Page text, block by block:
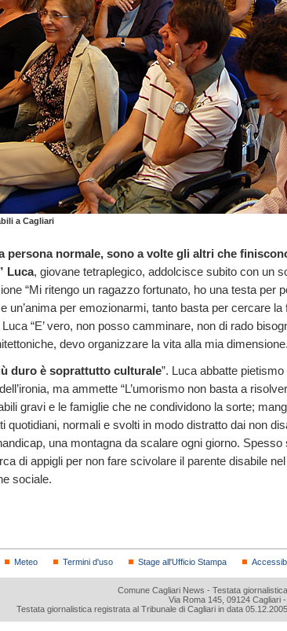
a Cagliari
persona normale, sono a volte gli altri che
Luca, giovane tetraplegico, addolcisce subito con un
“Mi ritengo un ragazzo fortunato, ho una testa per
un’anima per emozionarmi, tanto basta per cercare la
“E’ vero, non posso camminare, non di rado
devo organizzare la vita alla mia dimensione.
duro è soprattutto culturale”. Luca abbatte
ma ammette “L’umorismo non basta a
gravi e le famiglie che ne condividono la sorte;
quotidiani, normali e svolti in modo distratto dai non
una montagna da scalare ogni giorno. Spesso
di appigli per non fare scivolare il parente disabile
sociale.
Meteo Termini d'uso Stage all'Ufficio Stampa
Comune Cagliari News - Testata
Via Roma 145, 09124 Cagliari -
Testata giornalistica registrata al Tribunale di Cagliari in data